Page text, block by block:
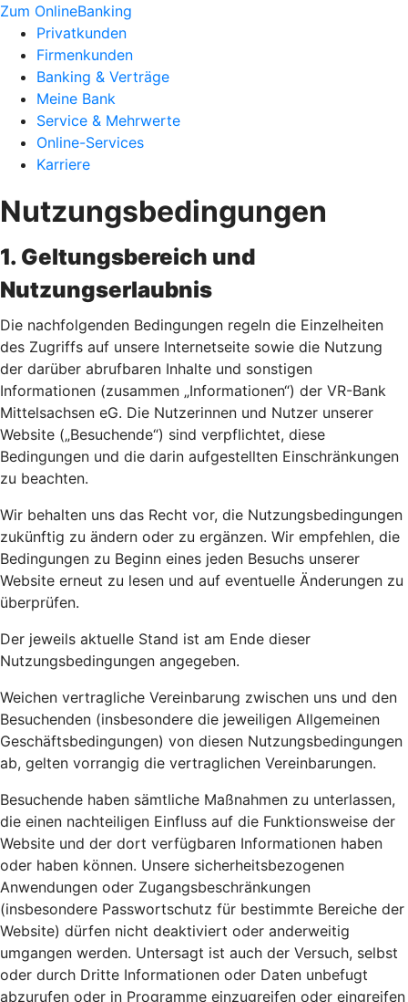
Zum OnlineBanking
Privatkunden
Firmenkunden
Banking & Verträge
Meine Bank
Service & Mehrwerte
Online-Services
Karriere
Nutzungsbedingungen
1. Geltungsbereich und
Nutzungserlaubnis
Die nachfolgenden Bedingungen regeln die Einzelheiten
des Zugriffs auf unsere Internetseite sowie die Nutzung
der darüber abrufbaren Inhalte und sonstigen
Informationen (zusammen „Informationen“) der VR-Bank
Mittelsachsen eG. Die Nutzerinnen und Nutzer unserer
Website („Besuchende“) sind verpflichtet, diese
Bedingungen und die darin aufgestellten Einschränkungen
zu beachten.
Wir behalten uns das Recht vor, die Nutzungsbedingungen
zukünftig zu ändern oder zu ergänzen. Wir empfehlen, die
Bedingungen zu Beginn eines jeden Besuchs unserer
Website erneut zu lesen und auf eventuelle Änderungen zu
überprüfen.
Der jeweils aktuelle Stand ist am Ende dieser
Nutzungsbedingungen angegeben.
Weichen vertragliche Vereinbarung zwischen uns und den
Besuchenden (insbesondere die jeweiligen Allgemeinen
Geschäftsbedingungen) von diesen Nutzungsbedingungen
ab, gelten vorrangig die vertraglichen Vereinbarungen.
Besuchende haben sämtliche Maßnahmen zu unterlassen,
die einen nachteiligen Einfluss auf die Funktionsweise der
Website und der dort verfügbaren Informationen haben
oder haben können. Unsere sicherheitsbezogenen
Anwendungen oder Zugangsbeschränkungen
(insbesondere Passwortschutz für bestimmte Bereiche der
Website) dürfen nicht deaktiviert oder anderweitig
umgangen werden. Untersagt ist auch der Versuch, selbst
oder durch Dritte Informationen oder Daten unbefugt
abzurufen oder in Programme einzugreifen oder eingreifen